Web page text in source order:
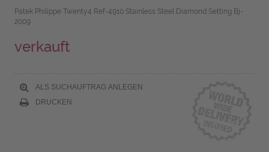
Patek Philippe Twenty4 Ref-4910 Stainless Steel Diamond Setting Bj-
2009
verkauft
ALS SUCHAUFTRAG ANLEGEN
DRUCKEN